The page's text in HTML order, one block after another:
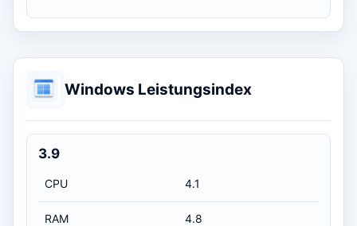
Windows Leistungsindex
3.9
CPU 4.1
RAM 4.8